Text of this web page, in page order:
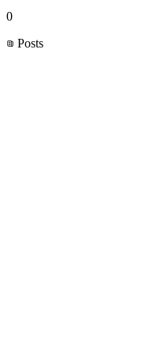
0
Posts